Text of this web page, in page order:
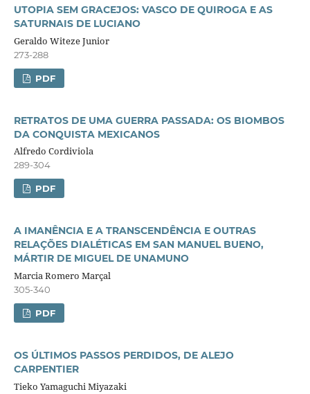
UTOPIA SEM GRACEJOS: VASCO DE QUIROGA E AS
SATURNAIS DE LUCIANO
Geraldo Witeze Junior
273-288
PDF
RETRATOS DE UMA GUERRA PASSADA: OS BIOMBOS
DA CONQUISTA MEXICANOS
Alfredo Cordiviola
289-304
PDF
A IMANÊNCIA E A TRANSCENDÊNCIA E OUTRAS
RELAÇÕES DIALÉTICAS EM SAN MANUEL BUENO,
MÁRTIR DE MIGUEL DE UNAMUNO
Marcia Romero Marçal
305-340
PDF
OS ÚLTIMOS PASSOS PERDIDOS, DE ALEJO
CARPENTIER
Tieko Yamaguchi Miyazaki